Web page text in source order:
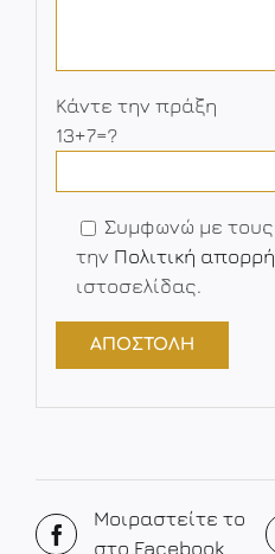
Κάντε την πράξη
13+7=?
Συμφωνώ με
την Πολιτική
ιστοσελίδας.
Μοιραστείτε το
στο Facebook